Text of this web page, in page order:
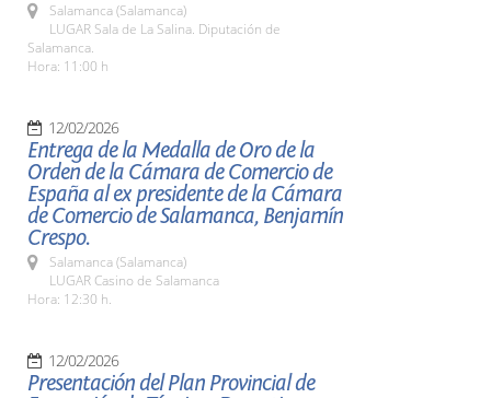
Salamanca (Salamanca)
LUGAR Sala de La Salina. Diputación de
Salamanca.
Hora: 11:00 h
12/02/2026
Entrega de la Medalla de Oro de la
Orden de la Cámara de Comercio de
España al ex presidente de la Cámara
de Comercio de Salamanca, Benjamín
Crespo.
Salamanca (Salamanca)
LUGAR Casino de Salamanca
Hora: 12:30 h.
12/02/2026
Presentación del Plan Provincial de